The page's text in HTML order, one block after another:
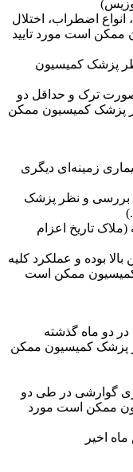
اضطراب، اختلال
است مورد تایید
پزشک کمیسیون
ترک و حداقل دو
پزشک کمیسیون ممکن
زمینه‌ای دیگری
بررسی و نظر پزشک
تاریخ اعزام
بوده و عملکرد کلیه
ممکن است
در دو ماه گذشته
پزشک کمیسیون ممکن
گوارشی در طی دو
ممکن است مورد
اخیر